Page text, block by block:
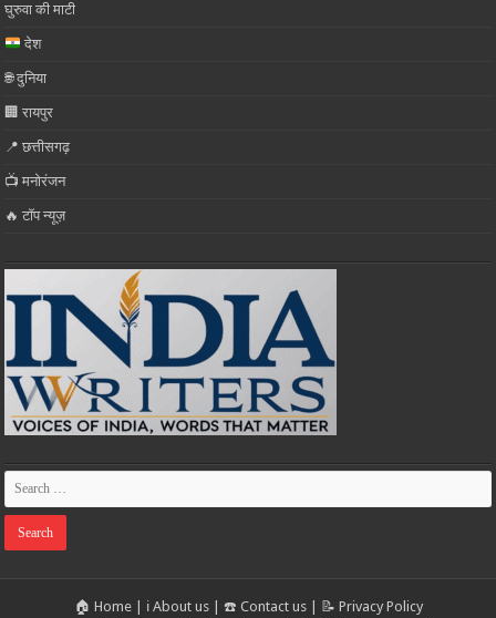
घुरुवा की माटी
देश
🌐 दुनिया
🏢 रायपुर
📍 छत्तीसगढ़
📺 मनोरंजन
🔥 टॉप न्यूज़
🏠 Home| ℹ️ About us| ☎️ Contact us| 📝 Privacy Policy